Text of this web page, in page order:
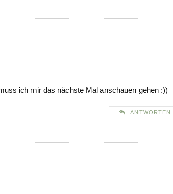
ich mir das nächste Mal anschauen gehen :))
ANTWORTEN